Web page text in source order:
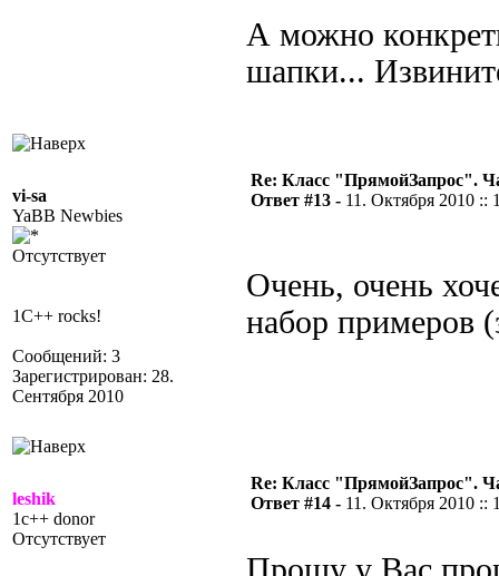
А можно
шапки...
vi-sa
YaBB Newbies
Отсутствует
1C++ rocks!
Сообщений: 3
Зарегистрирован: 28.
Сентября 2010
Re: Класс "ПрямойЗапрос".
Ответ #13 - 11. Октября 2010 ::
Очень, очень
набор примеров
leshik
1c++ donor
Отсутствует
Re: Класс "ПрямойЗапрос".
Ответ #14 - 11. Октября 2010 ::